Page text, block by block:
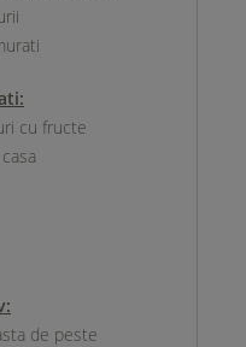
cu fructe
de peste